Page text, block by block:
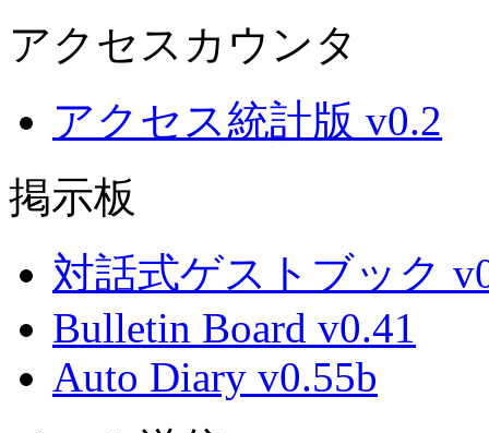
アクセスカウンタ
アクセス統計版 v0.2
掲示板
対話式ゲストブック
Bulletin Board v0.41
Auto Diary v0.55b